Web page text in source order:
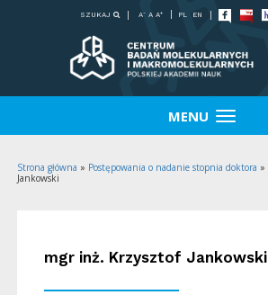
SZUKAJ A- A A+ PL EN
MENU
Strona główna » Postępowania o nadanie stopnia doktora »
Jankowski
mgr inż. Krzysztof Jankowski